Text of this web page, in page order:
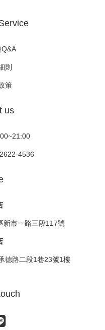
則
策
us
4536
新市一路三段117號
德路二段1巷23號1樓